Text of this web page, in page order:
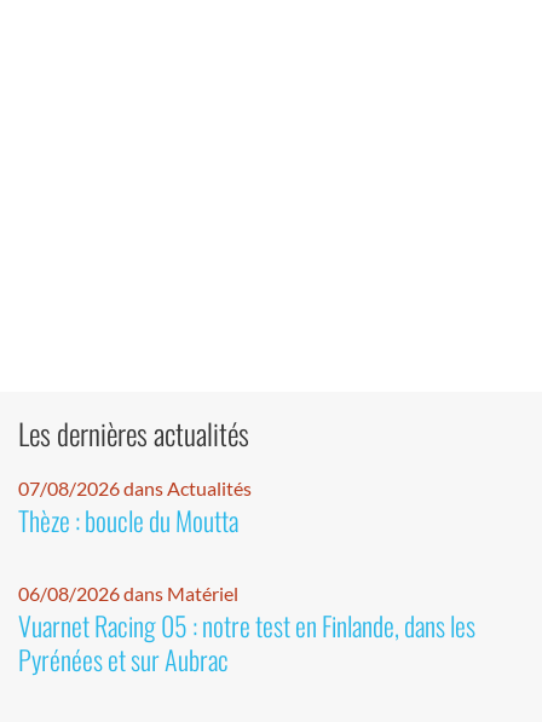
Les dernières actualités
07/08/2026 dans Actualités
Thèze : boucle du Moutta
06/08/2026 dans Matériel
Vuarnet Racing 05 : notre test en Finlande, dans les
Pyrénées et sur Aubrac